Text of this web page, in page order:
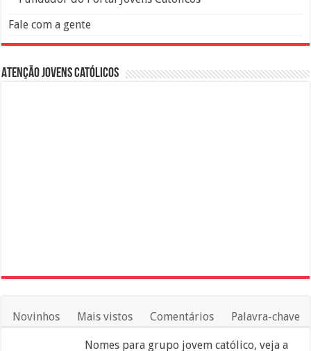
Fale com a gente
Atenção Jovens Católicos
Novinhos Mais vistos Comentários Palavra-chave
Nomes para grupo jovem católico, veja a